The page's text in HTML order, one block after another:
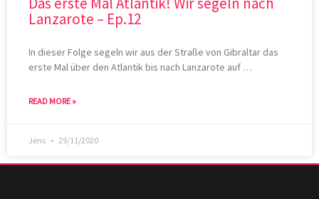
Lanzarote – Ep.12
In dieser Folge segeln wir aus der Straße von Gibraltar das
erste Mal über den Atlantik bis nach Lanzarote auf …
READ MORE »
Jens 29/11/2020